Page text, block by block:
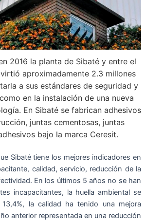
2016 la planta de Sibaté y entre el
aproximadamente 2.3 millones
a sus estándares de seguridad y
en la instalación de una nueva
En Sibaté se fabrican adhesivos
juntas cementosas, juntas
bajo la marca Ceresit.
Sibaté tiene los mejores indicadores en
calidad, servicio, reducción de la
En los últimos 5 años no se han
incapacitantes, la huella ambiental se
la calidad ha tenido una mejora
anterior representada en una reducción